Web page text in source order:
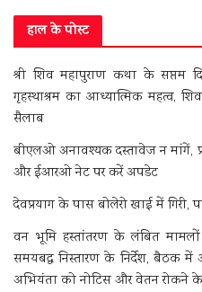
हाल के पोस्ट
श्री शिव महापुराण कथा के सप्तम
गृहस्थाश्रम का आध्यात्मिक महत्व,
सैलाब
बीएलओ अनावश्यक दस्तावेज न मांगें,
और ईआरओ नेट पर करें अपडेट
देवप्रयाग के पास बोलेरो खाई में
वन भूमि हस्तांतरण के लंबित मामलों
समयबद्ध निस्तारण के निर्देश, बैठक में
अभियंता को नोटिस और वेतन रोकने